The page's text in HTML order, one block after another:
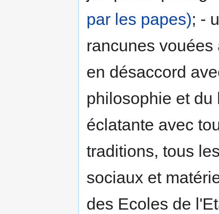
par les papes); -
rancunes
en désaccord
philosophie et
éclatante avec
traditions, tous
sociaux et
des Ecoles de